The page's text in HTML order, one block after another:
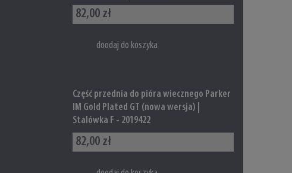
82,00 zł
doodaj do koszyka
Część przednia do pióra wiecznego Parker
IM Gold Plated GT (nowa wersja) |
Stalówka F - 2019422
82,00 zł